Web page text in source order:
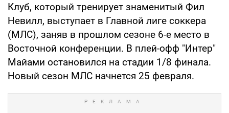
Клуб, который тренирует знаменитый Фил
Невилл, выступает в Главной лиге соккера
(МЛС), заняв в прошлом сезоне 6-е место в
Восточной конференции. В плей-офф "Интер"
Майами остановился на стадии 1/8 финала.
Новый сезон МЛС начнется 25 февраля.